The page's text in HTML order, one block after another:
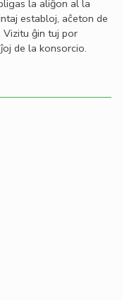
la aliĝon al la
establoj, aĉeton de
ĝin tuj por
de la konsorcio.